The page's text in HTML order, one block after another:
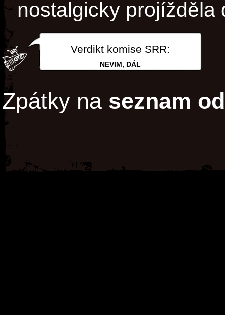
nostalgicky projížděla
Verdikt komise SRR:
NEVIM, DÁL
Zpátky na seznam